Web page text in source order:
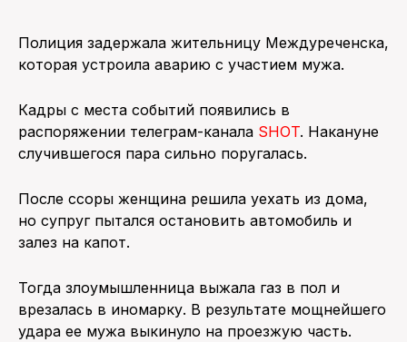
Полиция задержала жительницу Междуреченска,
которая устроила аварию с участием мужа.
Кадры с места событий появились в
распоряжении телеграм-канала SHOT. Накануне
случившегося пара сильно поругалась.
После ссоры женщина решила уехать из дома,
но супруг пытался остановить автомобиль и
залез на капот.
Тогда злоумышленница выжала газ в пол и
врезалась в иномарку. В результате мощнейшего
удара ее мужа выкинуло на проезжую часть.